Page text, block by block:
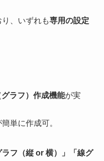
、いずれも専用の設定
ラフ）作成機能が実
単に作成可。
ラフ（縦 or 横）」「線グ